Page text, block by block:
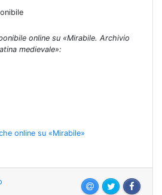
online su «Mirabile. Archivio
medievale»:
online su «Mirabile»